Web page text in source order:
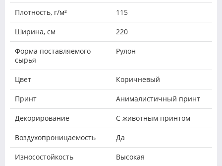
Плотность, г/м² 115
Ширина, см 220
Форма поставляемого
сырья
Рулон
Цвет Коричневый
Принт Анималистичный принт
Декорирование С животным принтом
Воздухопроницаемость Да
Износостойкость Высокая